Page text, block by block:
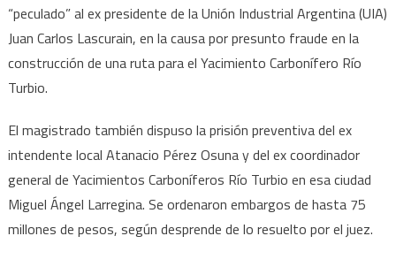
“peculado” al ex presidente de la Unión Industrial Argentina (UIA)
Juan Carlos Lascurain, en la causa por presunto fraude en la
construcción de una ruta para el Yacimiento Carbonífero Río
Turbio.
El magistrado también dispuso la prisión preventiva del ex
intendente local Atanacio Pérez Osuna y del ex coordinador
general de Yacimientos Carboníferos Río Turbio en esa ciudad
Miguel Ángel Larregina. Se ordenaron embargos de hasta 75
millones de pesos, según desprende de lo resuelto por el juez.